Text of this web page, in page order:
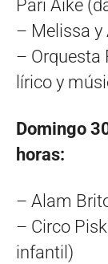
Pari Aike
– Melissa y
– Orquesta
lírico y
Domingo
horas:
– Alam
– Circo
infantil)